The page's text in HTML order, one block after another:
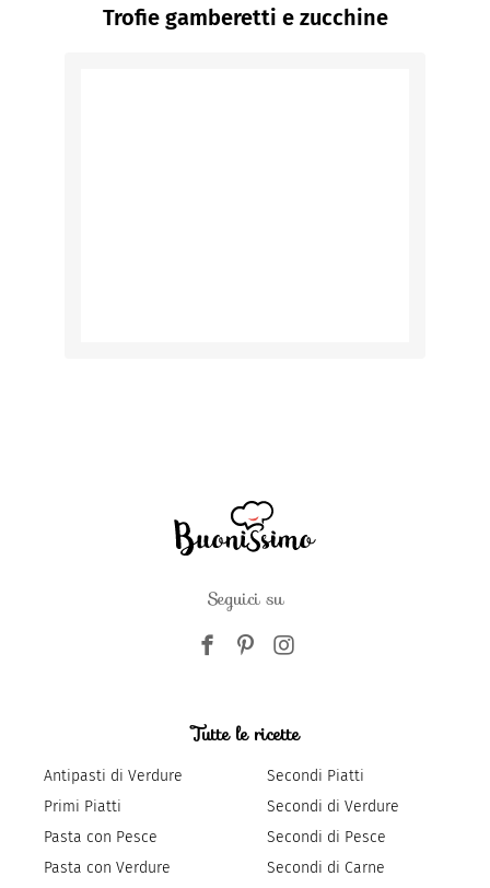
Trofie gamberetti e zucchine
Seguici su
Tutte le ricette
Antipasti di Verdure
Primi Piatti
Pasta con Pesce
Pasta con Verdure
Secondi Piatti
Secondi di Verdure
Secondi di Pesce
Secondi di Carne